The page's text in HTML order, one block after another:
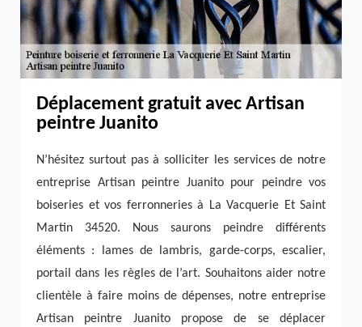
Déplacement gratuit avec Artisan
peintre Juanito
N’hésitez surtout pas à solliciter les services de notre
entreprise Artisan peintre Juanito pour peindre vos
boiseries et vos ferronneries à La Vacquerie Et Saint
Martin 34520. Nous saurons peindre différents
éléments : lames de lambris, garde-corps, escalier,
portail dans les règles de l’art. Souhaitons aider notre
clientèle à faire moins de dépenses, notre entreprise
Artisan peintre Juanito propose de se déplacer